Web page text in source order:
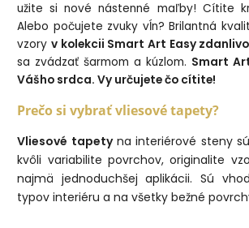
užite si nové nástenné maľby! Cítite
Alebo počujete zvuky vĺn? Brilantná
vzory v kolekcii Smart Art Easy
sa zvádzať šarmom a kúzlom. Smart
Vášho srdca. Vy určujete čo cítite!
Prečo si vybrať vliesové tapety?
Vliesové tapetyna interiérové steny
kvôli variabilite povrchov, originalite
najmä jednoduchšej aplikácii. Sú
typov interiéru a na všetky bežné